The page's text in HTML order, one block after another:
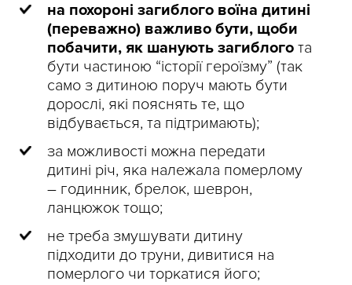
на похороні загиблого воїна дитині
(переважно) важливо бути, щоби
побачити, як шанують загиблого та
бути частиною “історії героїзму” (так
само з дитиною поруч мають бути
дорослі, які пояснять те, що
відбувається, та підтримають);
за можливості можна передати
дитині річ, яка належала померлому
– годинник, брелок, шеврон,
ланцюжок тощо;
не треба змушувати дитину
підходити до труни, дивитися на
померлого чи торкатися його;